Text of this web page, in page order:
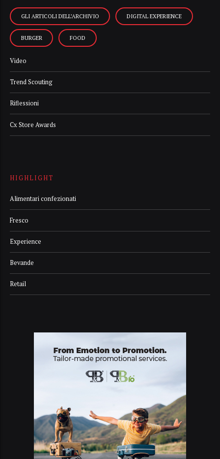
GLI ARTICOLI DELL’ARCHIVIO DIGITAL EXPERIENCE
BURGER FOOD
Video
Trend Scouting
Riflessioni
Cx Store Awards
HIGHLIGHT
Alimentari confezionati
Fresco
Experience
Bevande
Retail